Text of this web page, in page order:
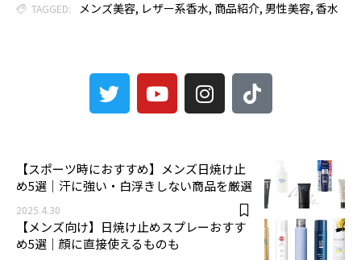
TAGGED: メンズ美容, レザー系香水, 商品紹介, 男性美容, 香水
【スポーツ時におすすめ】メンズ日焼け止
め5選｜汗に強い・白浮きしない商品を厳選
2025.4.30
【メンズ向け】日焼け止めスプレーおすす
め5選｜顔に直接使えるものも